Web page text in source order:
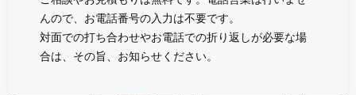
んので、お電話番号の入力は不要です。
対面での打ち合わせやお電話での折り返しが必要な場
合は、その旨、お知らせください。